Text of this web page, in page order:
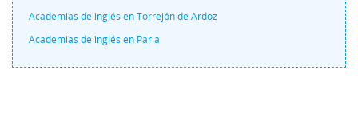
Academias de inglés en Torrejón de Ardoz
Academias de inglés en Parla